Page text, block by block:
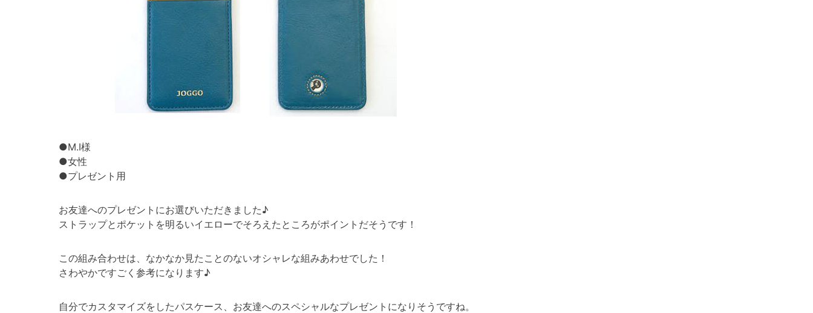
●M.I様
●女性
●プレゼント用
お友達へのプレゼントにお選びいただきました♪
ストラップとポケットを明るいイエローでそろえたところがポイントだそうです！
この組み合わせは、なかなか見たことのないオシャレな組みあわせでした！
さわやかですごく参考になります♪
自分でカスタマイズをしたパスケース、お友達へのスペシャルなプレゼントになりそうですね。